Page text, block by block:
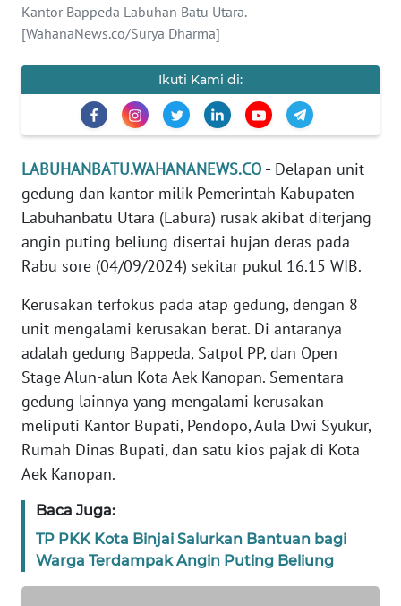
Kantor Bappeda Labuhan Batu Utara.
[WahanaNews.co/Surya Dharma]
Ikuti Kami di:
LABUHANBATU.WAHANANEWS.CO -Delapan unit
gedung dan kantor milik Pemerintah Kabupaten
Labuhanbatu Utara (Labura) rusak akibat diterjang
angin puting beliung disertai hujan deras pada
Rabu sore (04/09/2024) sekitar pukul 16.15 WIB.
Kerusakan terfokus pada atap gedung, dengan 8
unit mengalami kerusakan berat. Di antaranya
adalah gedung Bappeda, Satpol PP, dan Open
Stage Alun-alun Kota Aek Kanopan. Sementara
gedung lainnya yang mengalami kerusakan
meliputi Kantor Bupati, Pendopo, Aula Dwi Syukur,
Rumah Dinas Bupati, dan satu kios pajak di Kota
Aek Kanopan.
Baca Juga:
TP PKK Kota Binjai Salurkan Bantuan bagi
Warga Terdampak Angin Puting Beliung
KAMI
KAMI
PEDOMAN
MEDIA
SIBER
REDAKSI
KARIR
DISCLAIMER
Wahana
News
Regional
SUMUT
WN